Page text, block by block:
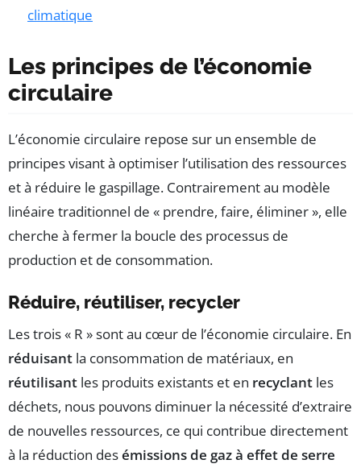
climatique
Les principes de l’économie
circulaire
L’économie circulaire repose sur un ensemble de
principes visant à optimiser l’utilisation des ressources
et à réduire le gaspillage. Contrairement au modèle
linéaire traditionnel de « prendre, faire, éliminer », elle
cherche à fermer la boucle des processus de
production et de consommation.
Réduire, réutiliser, recycler
Les trois « R » sont au cœur de l’économie circulaire. En
réduisant la consommation de matériaux, en
réutilisant les produits existants et en recyclant les
déchets, nous pouvons diminuer la nécessité d’extraire
de nouvelles ressources, ce qui contribue directement
à la réduction desémissions de gaz à effet de serre